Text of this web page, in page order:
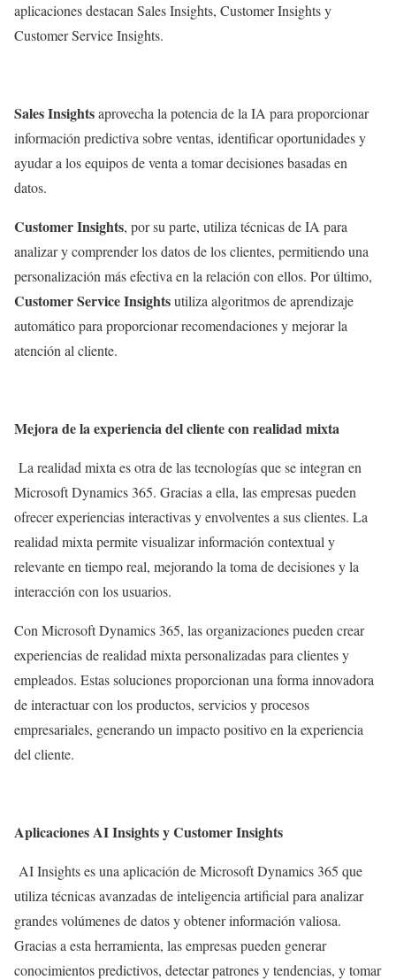
aplicaciones destacan Sales Insights, Customer Insights y
Customer Service Insights.
Sales Insightsaprovecha la potencia de la IA para proporcionar
información predictiva sobre ventas, identificar oportunidades y
ayudar a los equipos de venta a tomar decisiones basadas en
datos.
Customer Insights, por su parte, utiliza técnicas de IA para
analizar y comprender los datos de los clientes, permitiendo una
personalización más efectiva en la relación con ellos. Por último,
Customer Service Insightsutiliza algoritmos de aprendizaje
automático para proporcionar recomendaciones y mejorar la
atención al cliente.
Mejora de la experiencia del cliente con realidad mixta
La realidad mixta es otra de las tecnologías que se integran en
Microsoft Dynamics 365. Gracias a ella, las empresas pueden
ofrecer experiencias interactivas y envolventes a sus clientes. La
realidad mixta permite visualizar información contextual y
relevante en tiempo real, mejorando la toma de decisiones y la
interacción con los usuarios.
Con Microsoft Dynamics 365, las organizaciones pueden crear
experiencias de realidad mixta personalizadas para clientes y
empleados. Estas soluciones proporcionan una forma innovadora
de interactuar con los productos, servicios y procesos
empresariales, generando un impacto positivo en la experiencia
del cliente.
Aplicaciones AI Insights y Customer Insights
AI Insights es una aplicación de Microsoft Dynamics 365 que
utiliza técnicas avanzadas de inteligencia artificial para analizar
grandes volúmenes de datos y obtener información valiosa.
Gracias a esta herramienta, las empresas pueden generar
conocimientos predictivos, detectar patrones y tendencias, y tomar